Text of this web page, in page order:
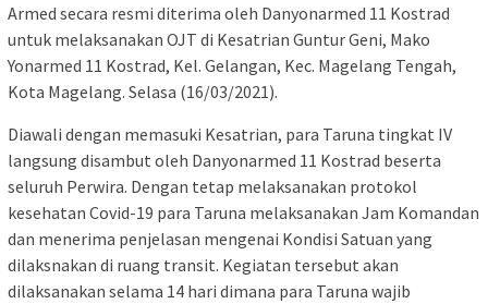
Armed secara resmi diterima oleh Danyonarmed 11 Kostrad
untuk melaksanakan OJT di Kesatrian Guntur Geni, Mako
Yonarmed 11 Kostrad, Kel. Gelangan, Kec. Magelang Tengah,
Kota Magelang. Selasa (16/03/2021).
Diawali dengan memasuki Kesatrian, para Taruna tingkat IV
langsung disambut oleh Danyonarmed 11 Kostrad beserta
seluruh Perwira. Dengan tetap melaksanakan protokol
kesehatan Covid-19 para Taruna melaksanakan Jam Komandan
dan menerima penjelasan mengenai Kondisi Satuan yang
dilaksnakan di ruang transit. Kegiatan tersebut akan
dilaksanakan selama 14 hari dimana para Taruna wajib